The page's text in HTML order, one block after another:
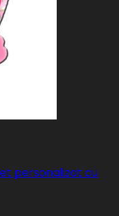
personalizat cu